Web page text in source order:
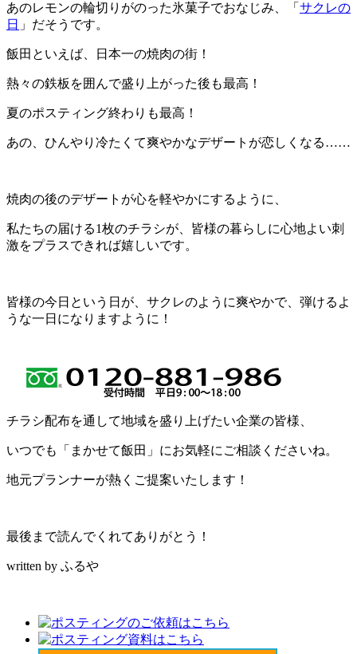
あのレモンの輪切りがのった氷菓子でおなじみ、「 サクレの
日 」だそうです。
飯田といえば、日本一の焼肉の街！
熱々の鉄板を囲んで盛り上がった後も最高！
夏のポスティング終わりも最高！
あの、ひんやり冷たくて爽やかなデザートが恋しくなる……
焼肉の後のデザートが心を軽やかにするように、
私たちの届ける1枚のチラシが、皆様の暮らしに心地よい刺
激をプラスできれば嬉しいです。
皆様の今日という日が、サクレのように爽やかで、弾けるよ
うな一日になりますように！
チラシ配布を通して地域を盛り上げたい企業の皆様、
いつでも「まかせて飯田」にお気軽にご相談くださいね。
地元プランナーが熱くご提案いたします！
最後まで読んでくれてありがとう！
written by ふるや